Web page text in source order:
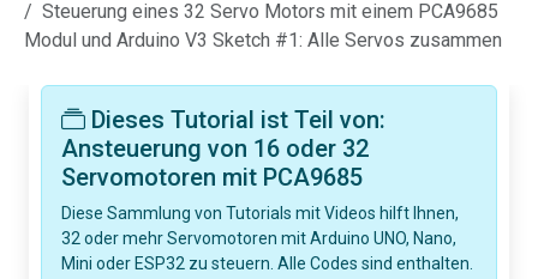
Steuerung eines 32 Servo Motors mit einem PCA9685
Modul und Arduino V3 Sketch #1: Alle Servos zusammen
Dieses Tutorial ist Teil von:
Ansteuerung von 16 oder 32
Servomotoren mit PCA9685
Diese Sammlung von Tutorials mit Videos hilft Ihnen,
32 oder mehr Servomotoren mit Arduino UNO, Nano,
Mini oder ESP32 zu steuern. Alle Codes sind enthalten.